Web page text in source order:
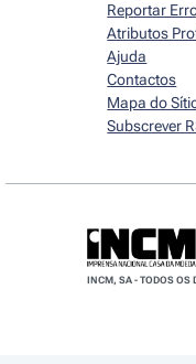
Reportar
Atributos
Ajuda
Contactos
Mapa do
Subscrever
INCM, SA - TODOS OS